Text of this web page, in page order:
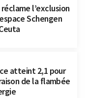
l’exclusion
Schengen
atteint 2,1 pour
de la flambée